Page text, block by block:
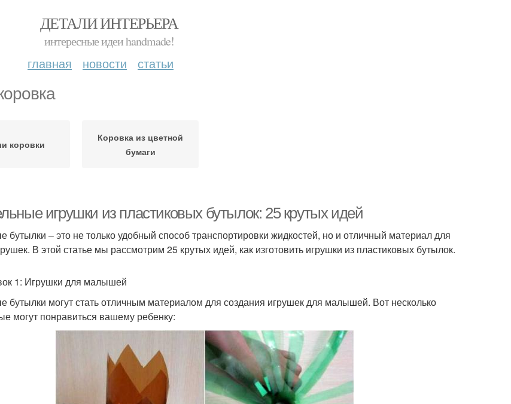
ДЕТАЛИ ИНТЕРЬЕРА
интересные идеи handmade!
главная новости статьи
коровки
Коровка из цветной
бумаги
игрушки из пластиковых бутылок: 25 крутых идей
бутылки – это не только удобный способ транспортировки жидкостей, но и отличный материал для
В этой статье мы рассмотрим 25 крутых идей, как изготовить игрушки из пластиковых бутылок.
1: Игрушки для малышей
бутылки могут стать отличным материалом для создания игрушек для малышей. Вот несколько
могут понравиться вашему ребенку: